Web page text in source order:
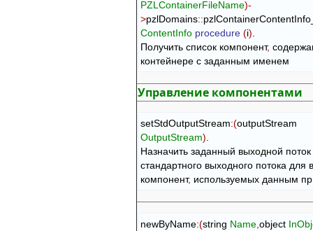
PZLContainerFileName)-
>pzlDomains::
ContentInfo procedure (i)
Получить список компонент,
контейнере с заданным именем
Управление компонентами
setStdOutputStream:(
OutputStream)
Назначить заданный выходной поток
стандартного выходного потока для
компонент, используемых данным
newByName:(string Name ,object